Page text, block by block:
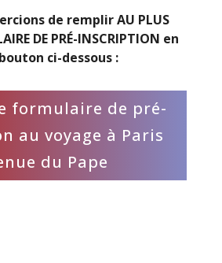
de remplir AU PLUS
DE PRÉ-INSCRIPTION en
ci-dessous :
formulaire de pré-
au voyage à Paris
du Pape